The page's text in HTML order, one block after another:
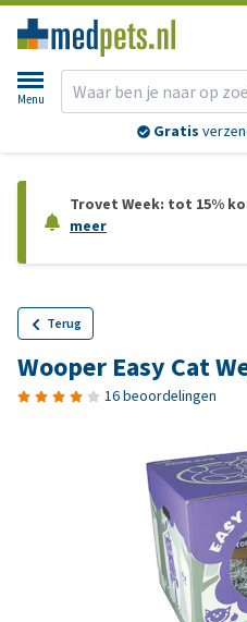
Menu
Gratis
Trovet Week: tot 15%
meer
Terug
Wooper Easy Cat
16 beoordelingen